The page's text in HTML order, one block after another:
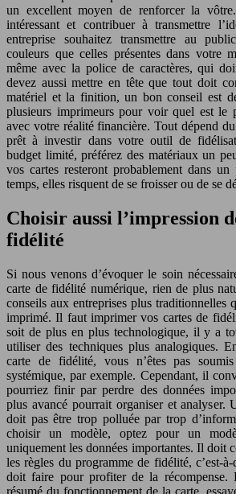
un excellent moyen de renforcer la
intéressant et contribuer à transmettre
entreprise souhaitez transmettre au
couleurs que celles présentes dans votre
même avec la police de caractères, qui
devez aussi mettre en tête que tout doit
matériel et la finition, un bon conseil est
plusieurs imprimeurs pour voir quel est le
avec votre réalité financière. Tout dépend
prêt à investir dans votre outil de
budget limité, préférez des matériaux un
vos cartes resteront probablement dans
temps, elles risquent de se froisser ou de se
Choisir aussi l’impression
fidélité
Si nous venons d’évoquer le soin
carte de fidélité numérique, rien de plus
conseils aux entreprises plus traditionnelles
imprimé. Il faut imprimer vos cartes de
soit de plus en plus technologique, il y a
utiliser des techniques plus analogiques.
carte de fidélité, vous n’êtes pas
systémique, par exemple. Cependant, il
pourriez finir par perdre des données
plus avancé pourrait organiser et analyser.
doit pas être trop polluée par trop
choisir un modèle, optez pour un
uniquement les données importantes. Il doit
les règles du programme de fidélité, c’est-
doit faire pour profiter de la récompense.
résumé du fonctionnement de la carte,